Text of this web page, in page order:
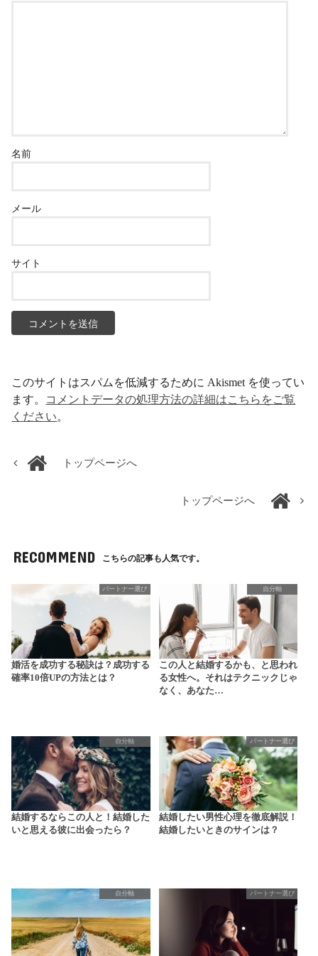
名前
メール
サイト
このサイトはスパムを低減するために Akismet を使ってい
ます。 コメントデータの処理方法の詳細はこちらをご覧
ください。
トップページへ
トップページへ
RECOMMEND こちらの記事も人気です。
パートナー選び
婚活を成功する秘訣は？成功する
確率10倍UPの方法とは？
自分軸
この人と結婚するかも、と思われ
る女性へ。それはテクニックじゃ
なく、あなた…
自分軸
結婚するならこの人と！結婚した
いと思える彼に出会ったら？
パートナー選び
結婚したい男性心理を徹底解説！
結婚したいときのサインは？
自分軸 パートナー選び